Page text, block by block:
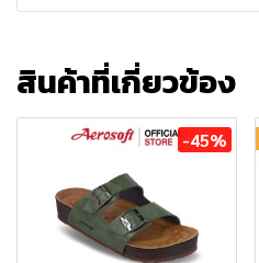
สินค้าที่เกี่ยวข้อง
-45%